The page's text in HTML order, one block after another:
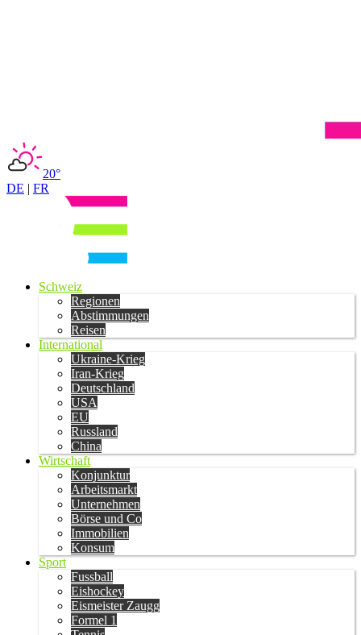
20°
DE | FR
Schweiz
Regionen
Abstimmungen
Reisen
International
Ukraine-Krieg
Iran-Krieg
Deutschland
USA
EU
Russland
China
Wirtschaft
Konjunktur
Arbeitsmarkt
Unternehmen
Börse und Co
Immobilien
Konsum
Sport
Fussball
Eishockey
Eismeister Zaugg
Formel 1